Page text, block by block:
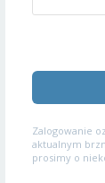
Zalogowanie
aktualnym
prosimy o